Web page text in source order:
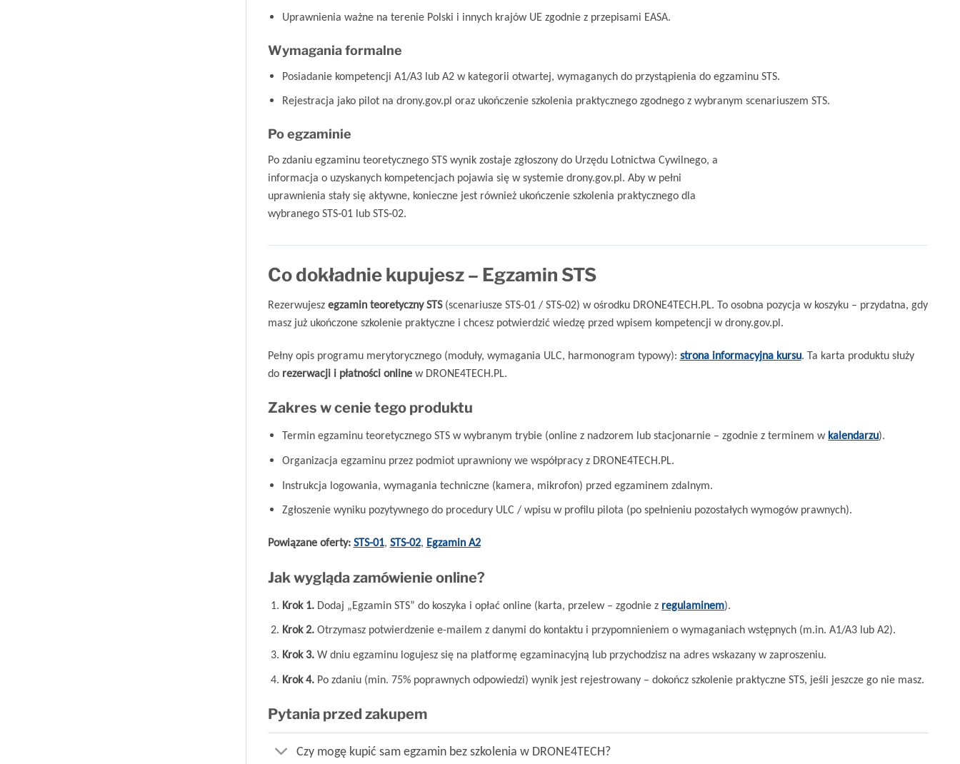
Uprawnienia ważne na terenie Polski i innych krajów UE zgodnie z przepisami EASA.
Wymagania formalne
Posiadanie kompetencji A1/A3 lub A2 w kategorii otwartej, wymaganych do przystąpienia do egzaminu STS.
Rejestracja jako pilot na drony.gov.pl oraz ukończenie szkolenia praktycznego zgodnego z wybranym scenariuszem STS.
Po egzaminie
Po zdaniu egzaminu teoretycznego STS wynik zostaje zgłoszony do Urzędu Lotnictwa Cywilnego, a
informacja o uzyskanych kompetencjach pojawia się w systemie drony.gov.pl. Aby w pełni
uprawnienia stały się aktywne, konieczne jest również ukończenie szkolenia praktycznego dla
wybranego STS‑01 lub STS‑02.
Co dokładnie kupujesz – Egzamin STS
Rezerwujesz egzamin teoretyczny STS(scenariusze STS-01 / STS-02) w ośrodku DRONE4TECH.PL. To osobna pozycja w koszyku – przydatna, gdy
masz już ukończone szkolenie praktyczne i chcesz potwierdzić wiedzę przed wpisem kompetencji w drony.gov.pl.
Pełny opis programu merytorycznego (moduły, wymagania ULC, harmonogram typowy): strona informacyjna kursu. Ta karta produktu służy
do rezerwacji i płatności onlinew DRONE4TECH.PL.
Zakres w cenie tego produktu
Termin egzaminu teoretycznego STS w wybranym trybie (online z nadzorem lub stacjonarnie – zgodnie z terminem w kalendarzu).
Organizacja egzaminu przez podmiot uprawniony we współpracy z DRONE4TECH.PL.
Instrukcja logowania, wymagania techniczne (kamera, mikrofon) przed egzaminem zdalnym.
Zgłoszenie wyniku pozytywnego do procedury ULC / wpisu w profilu pilota (po spełnieniu pozostałych wymogów prawnych).
Powiązane oferty: STS-01, STS-02, Egzamin A2
Jak wygląda zamówienie online?
Krok 1. Dodaj „Egzamin STS” do koszyka i opłać online (karta, przelew – zgodnie z regulaminem).
Krok 2. Otrzymasz potwierdzenie e-mailem z danymi do kontaktu i przypomnieniem o wymaganiach wstępnych (m.in. A1/A3 lub A2).
Krok 3. W dniu egzaminu logujesz się na platformę egzaminacyjną lub przychodzisz na adres wskazany w zaproszeniu.
Krok 4. Po zdaniu (min. 75% poprawnych odpowiedzi) wynik jest rejestrowany – dokończ szkolenie praktyczne STS, jeśli jeszcze go nie masz.
Pytania przed zakupem
Czy mogę kupić sam egzamin bez szkolenia w DRONE4TECH?